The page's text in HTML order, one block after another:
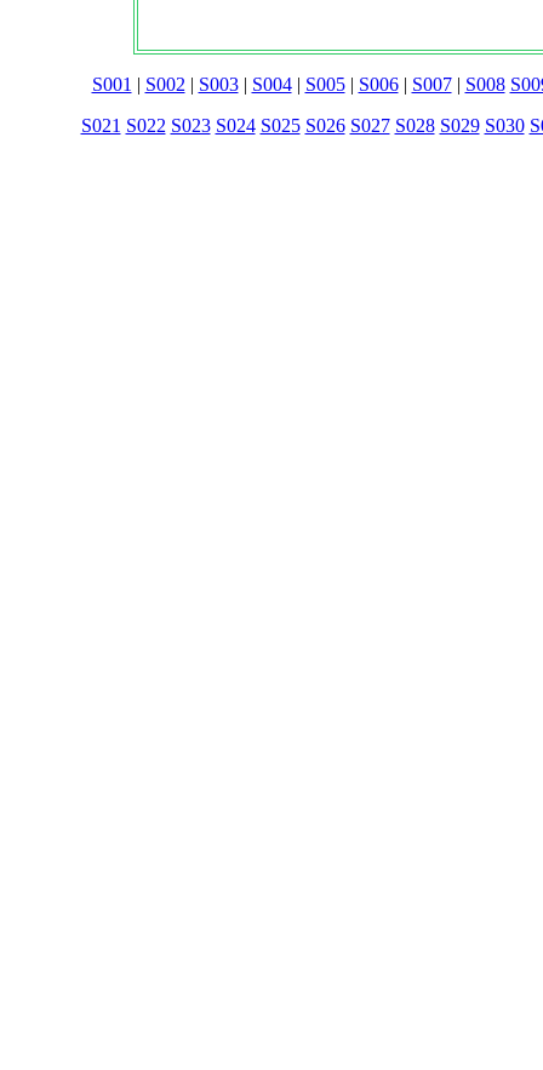
S001 | S002 | S003| S004| S005| S006| S007| S008
S021 S022 S023 S024 S025 S026 S027 S028 S029 S030